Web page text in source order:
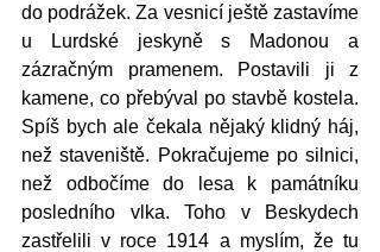
do podrážek. Za vesnicí ještě zastavíme
u Lurdské jeskyně s Madonou a
zázračným pramenem. Postavili ji z
kamene, co přebýval po stavbě kostela.
Spíš bych ale čekala nějaký klidný háj,
než staveniště. Pokračujeme po silnici,
než odbočíme do lesa k památníku
posledního vlka. Toho v Beskydech
zastřelili v roce 1914 a myslím, že tu